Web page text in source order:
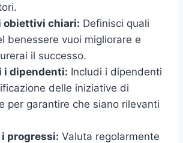
obiettivi chiari: Definisci quali
benessere vuoi migliorare e
il successo.
i dipendenti: Includi i dipendenti
delle iniziative di
per garantire che siano rilevanti
progressi: Valuta regolarmente